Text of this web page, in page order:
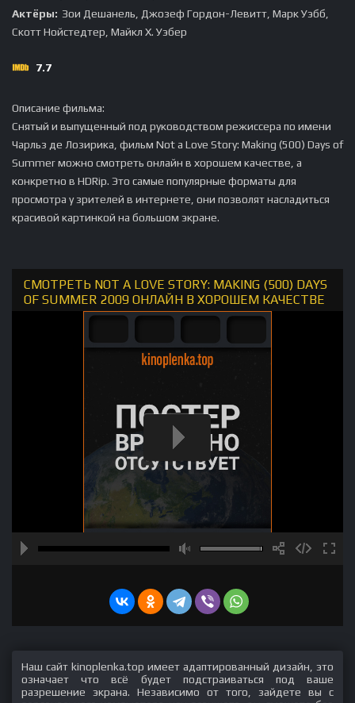
Актёры: Зои Дешанель, Джозеф Гордон-Левитт, Марк Уэбб,
Скотт Нойстедтер, Майкл Х. Уэбер
7.7
Описание фильма:
Снятый и выпущенный под руководством режиссера по имени
Чарльз де Лозирика, фильм Not a Love Story: Making (500) Days of
Summer можно смотреть онлайн в хорошем качестве, а
конкретно в HDRip. Это самые популярные форматы для
просмотра у зрителей в интернете, они позволят насладиться
красивой картинкой на большом экране.
СМОТРЕТЬ NOT A LOVE STORY: MAKING (500) DAYS
OF SUMMER 2009 ОНЛАЙН В ХОРОШЕМ КАЧЕСТВЕ
Наш сайт kinoplenka.top имеет адаптированный дизайн, это
означает что всё будет подстраиваться под ваше
разрешение экрана. Независимо от того, зайдете вы с